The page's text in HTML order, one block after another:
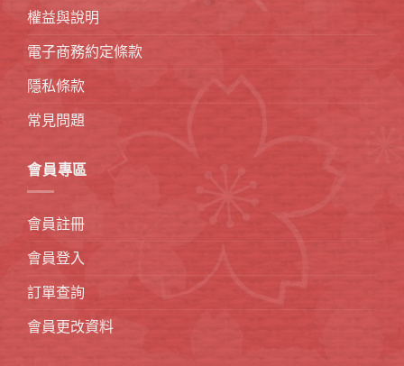
權益與說明
電子商務約定條款
隱私條款
常見問題
會員專區
會員註冊
會員登入
訂單查詢
會員更改資料